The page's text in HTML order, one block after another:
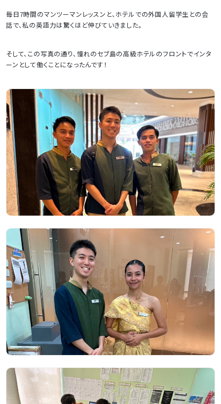
毎日7時間のマンツーマンレッスンと、ホテルでの外国人留学生との会
話で、私の英語力は驚くほど伸びていきました。
そして、この写真の通り、憧れのセブ島の高級ホテルのフロントでインタ
ーンとして働くことになったんです！